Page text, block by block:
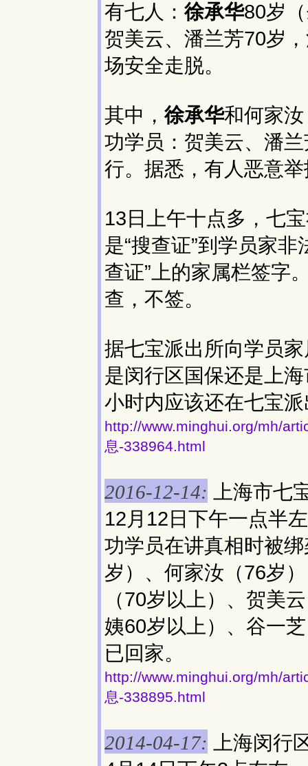
有七人： 徐承华80岁
贺美云、潘兰芳70岁
场安全走脱。
其中， 徐承华和何家
功学员：贺美云、潘
行。据悉，有人恶意
13日上午十点多，七
是“搜查证”到学员家
查证”上的家属栏签字
查，不签。
据七宝派出所向学员
是闵行区国保还是上
小时内应该还在七宝
http://www.minghui.org/mh/
息-338964.html
2016-12-14: 上海市七
12月12日下午一点半
功学员在讲真相时被
岁）、何家汝（76岁
（70岁以上）、贺美
姨60岁以上）、谷一
已回家。
http://www.minghui.org/mh/
息-338895.html
2014-04-17: 上海闵行